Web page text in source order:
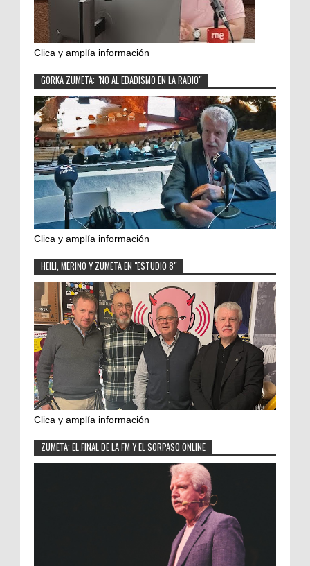
Clica y amplía información
GORKA ZUMETA: "NO AL EDADISMO EN LA RADIO"
Clica y amplía información
HEILI, MERINO Y ZUMETA EN "ESTUDIO 8"
Clica y amplía información
ZUMETA: EL FINAL DE LA FM Y EL SORPASO ONLINE